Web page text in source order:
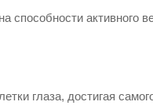
способности активного
глаза, достигая